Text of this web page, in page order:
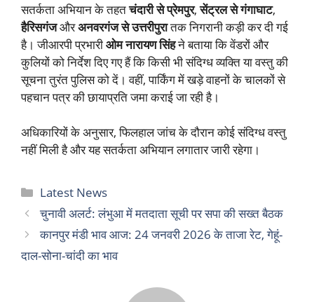
सतर्कता अभियान के तहतचंदारी से प्रेमपुर,सेंट्रल से गंगाघाट,
हैरिसगंजऔरअनवरगंज से उत्तरीपुरातक निगरानी कड़ी कर दी गई
है। जीआरपी प्रभारीओम नारायण सिंहने बताया कि वेंडरों और
कुलियों को निर्देश दिए गए हैं कि किसी भी संदिग्ध व्यक्ति या वस्तु की
सूचना तुरंत पुलिस को दें। वहीं, पार्किंग में खड़े वाहनों के चालकों से
पहचान पत्र की छायाप्रति जमा कराई जा रही है।
अधिकारियों के अनुसार, फिलहाल जांच के दौरान कोई संदिग्ध वस्तु
नहीं मिली है और यह सतर्कता अभियान लगातार जारी रहेगा।
Categories
Latest News
चुनावी अलर्ट: लंभुआ में मतदाता सूची पर सपा की सख्त बैठक
कानपुर मंडी भाव आज: 24 जनवरी 2026 के ताजा रेट, गेहूं-
दाल-सोना-चांदी का भाव